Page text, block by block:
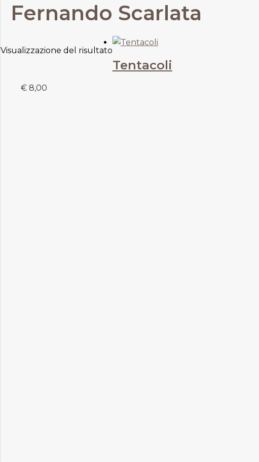
Fernando Scarlata
Visualizzazione del risultato
Tentacoli
€8,00